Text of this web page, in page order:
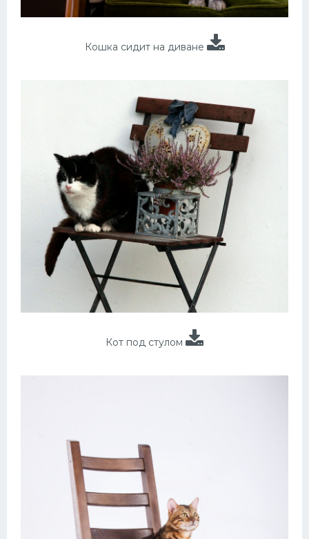
Кошка сидит на диване
Кот под стулом